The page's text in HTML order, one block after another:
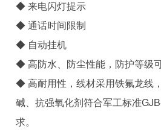
◆ 来电闪灯提示
◆ 通话时间限制
◆ 自动挂机
◆ 高防水、防尘性能，防护等级
◆ 高耐用性，线材采用铁氟龙线
碱、抗强氧化剂符合军工标准
求。